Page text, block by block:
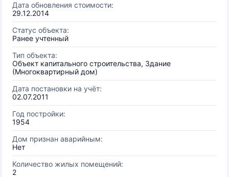
Дата обновления стоимости:
29.12.2014
Статус объекта:
Ранее учтенный
Тип объекта:
Объект капитального строительства, Здание
(Многоквартирный дом)
Дата постановки на учёт:
02.07.2011
Год постройки:
1954
Дом признан аварийным:
Нет
Количество жилых помещений:
2